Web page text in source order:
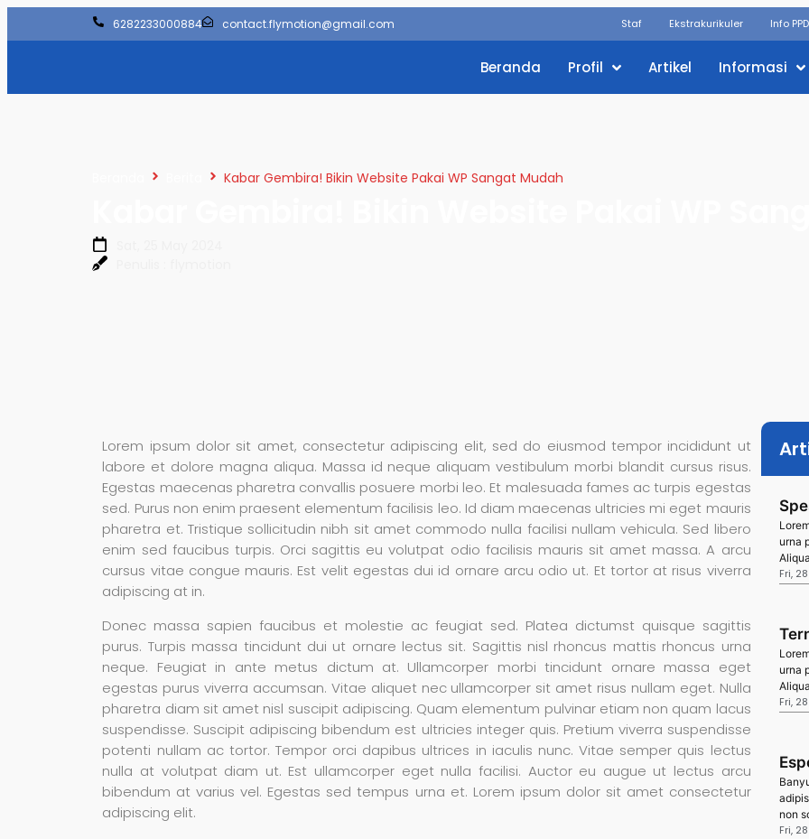
6282233000884 contact.flymotion@gmail.com Staf Ekstrakurikuler Info
Beranda Profil Artikel Informasi
Kabar Gembira! Bikin Website Pakai WP Sangat Mudah
Lorem ipsum dolor sit amet, consectetur adipiscing elit, sed do eiusmod tempor incididunt ut
labore et dolore magna aliqua. Massa id neque aliquam vestibulum morbi blandit cursus risus.
Egestas maecenas pharetra convallis posuere morbi leo. Et malesuada fames ac turpis egestas
sed. Purus non enim praesent elementum facilisis leo. Id diam maecenas ultricies mi eget mauris
pharetra et. Tristique sollicitudin nibh sit amet commodo nulla facilisi nullam vehicula. Sed libero
enim sed faucibus turpis. Orci sagittis eu volutpat odio facilisis mauris sit amet massa. A arcu
cursus vitae congue mauris. Est velit egestas dui id ornare arcu odio ut. Et tortor at risus viverra
adipiscing at in.
Donec massa sapien faucibus et molestie ac feugiat sed. Platea dictumst quisque sagittis
purus. Turpis massa tincidunt dui ut ornare lectus sit. Sagittis nisl rhoncus mattis rhoncus urna
neque. Feugiat in ante metus dictum at. Ullamcorper morbi tincidunt ornare massa eget
egestas purus viverra accumsan. Vitae aliquet nec ullamcorper sit amet risus nullam eget. Nulla
pharetra diam sit amet nisl suscipit adipiscing. Quam elementum pulvinar etiam non quam lacus
suspendisse. Suscipit adipiscing bibendum est ultricies integer quis. Pretium viverra suspendisse
potenti nullam ac tortor. Tempor orci dapibus ultrices in iaculis nunc. Vitae semper quis lectus
nulla at volutpat diam ut. Est ullamcorper eget nulla facilisi. Auctor eu augue ut lectus arcu
bibendum at varius vel. Egestas sed tempus urna et. Lorem ipsum dolor sit amet consectetur
adipiscing elit.
urna
Fri,
urna
Fri,
non
Fri,